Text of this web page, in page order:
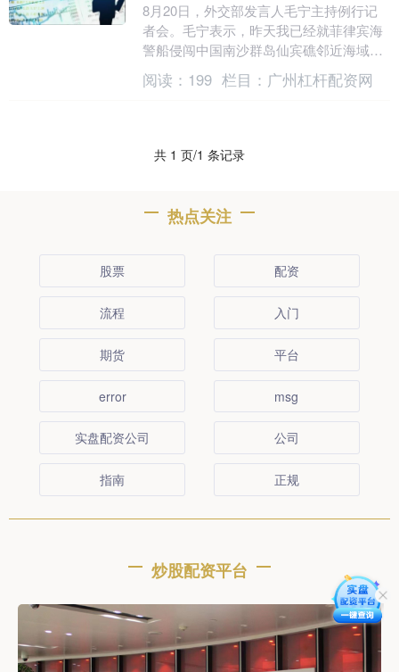
8月20日，外交部发言人毛宁主持例行记
者会。毛宁表示，昨天我已经就菲律宾海
警船侵闯中国南沙群岛仙宾礁邻近海域阐
明了中方的严正立场。菲律宾侵权在先，
中方依法采取维....
阅读： 199 栏目： 广州杠杆配资网
共 1 页/1 条记录
热点关注
股票 配资
流程 入门
期货 平台
error msg
实盘配资公司 公司
指南 正规
炒股配资平台